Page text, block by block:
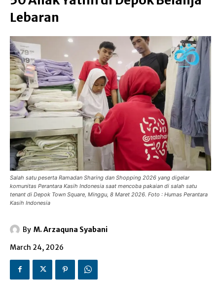
Lebaran
Salah satu peserta Ramadan Sharing dan Shopping 2026 yang digelar
komunitas Perantara Kasih Indonesia saat mencoba pakaian di salah satu
tenant di Depok Town Square, Minggu, 8 Maret 2026. Foto : Humas Perantara
Kasih Indonesia
By M. Arzaquna Syabani
March 24, 2026